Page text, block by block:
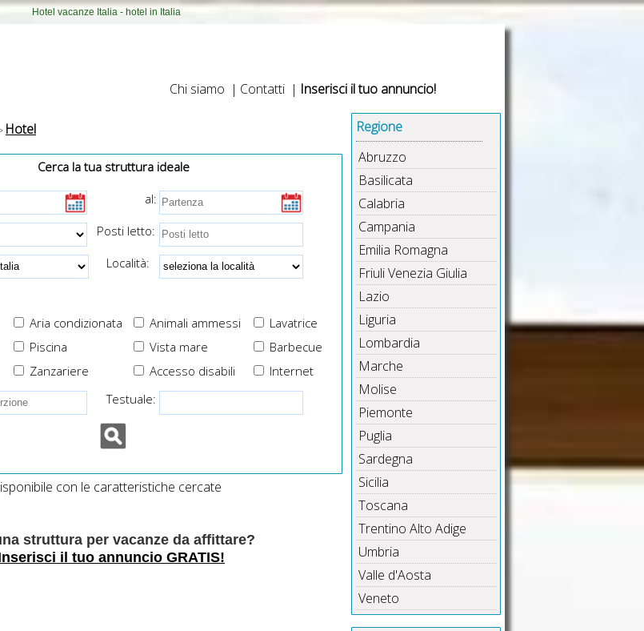
Hotel vacanze Italia - hotel in Italia
Chi siamo | Contatti | Inserisci il tuo annuncio!
Hotel
Cerca la tua struttura ideale
al:
Posti letto:
Località:
Aria condizionata Animali ammessi
Lavatrice
Piscina Vista mare
Barbecue
Zanzariere Internet
Accesso disabili
Testuale:
con le caratteristiche cercate
struttura per vacanze da affittare?
il tuo annuncio GRATIS!
Regione
Abruzzo
Basilicata
Calabria
Campania
Emilia Romagna
Friuli Venezia Giulia
Lazio
Liguria
Lombardia
Marche
Molise
Piemonte
Puglia
Sardegna
Sicilia
Toscana
Trentino Alto Adige
Umbria
Valle d'Aosta
Veneto